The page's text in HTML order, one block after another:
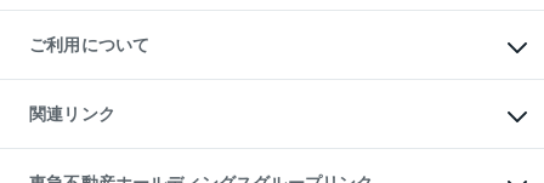
ご紹介・再契約特典
入居者様専用-各種ご案内（賃貸）
東急こすもす会「こすもすWeb」
ご利用について
金融商品取引について
東急リバブル ソーシャルメディアポリシー
ご意見・お問い合わせ（金融商品取引専用の相談・お問い合わせ窓口）
関連リンク
これからご結婚される方に東急百貨店のブライダルクラブ